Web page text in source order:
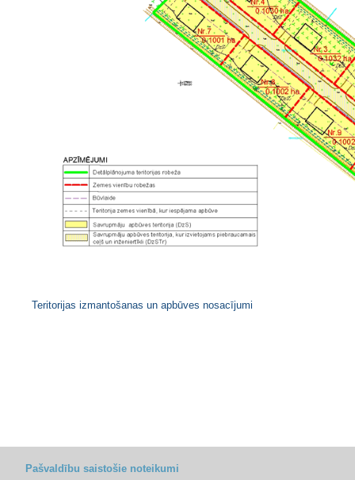
Teritorijas izmantošanas un apbūves nosacījumi
Pašvaldību saistošie noteikumi